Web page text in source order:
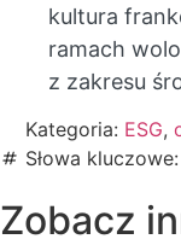
kultura
ramach
z zakresu
Kategoria: ESG,
Słowa kluczowe:
Zobacz